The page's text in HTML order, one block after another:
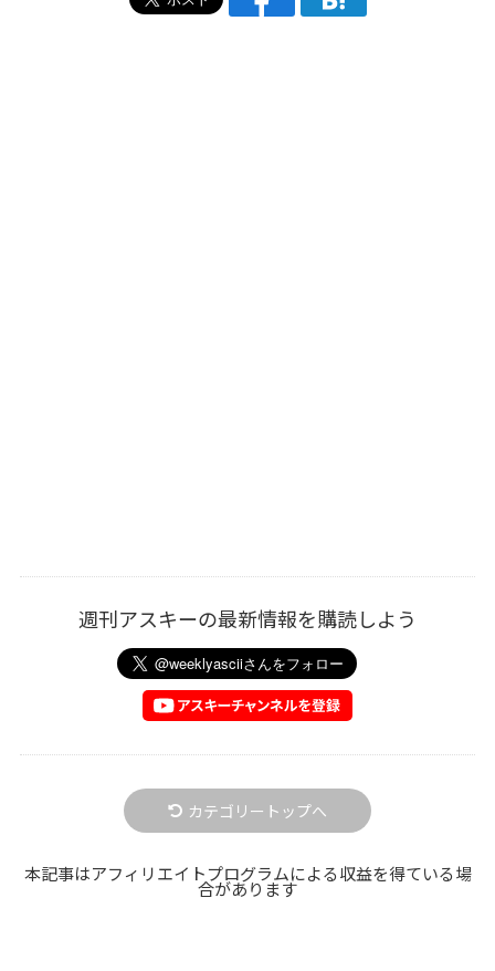
週刊アスキーの最新情報を購読しよう
カテゴリートップへ
本記事はアフィリエイトプログラムによる収益を得ている場
合があります